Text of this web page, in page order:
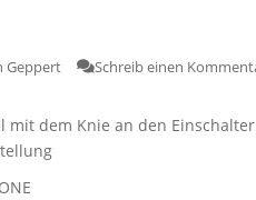
Geppert Schreib einen
mit dem Knie an den